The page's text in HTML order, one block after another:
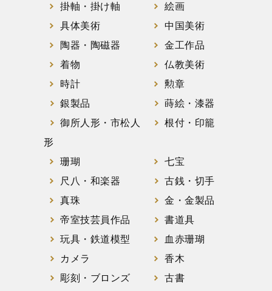
掛軸・掛け軸
絵画
具体美術
中国美術
陶器・陶磁器
金工作品
着物
仏教美術
時計
勲章
銀製品
蒔絵・漆器
御所人形・市松人
形
根付・印籠
珊瑚
七宝
尺八・和楽器
古銭・切手
真珠
金・金製品
帝室技芸員作品
書道具
玩具・鉄道模型
血赤珊瑚
カメラ
香木
彫刻・ブロンズ
古書